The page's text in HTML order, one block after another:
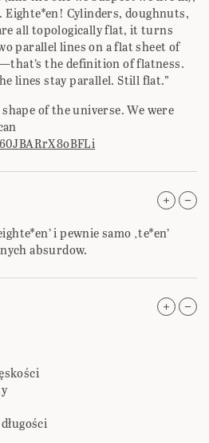
Cylinders, doughnuts,
all topologically flat, it turns
parallel lines on a flat sheet of
the definition of flatness.
lines stay parallel. Still flat.”
of the universe. We were
i pewnie samo ‚te*en’
absurdow.